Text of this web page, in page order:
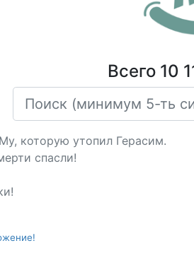
Всего 10
которую утопил Герасим.
спасли!